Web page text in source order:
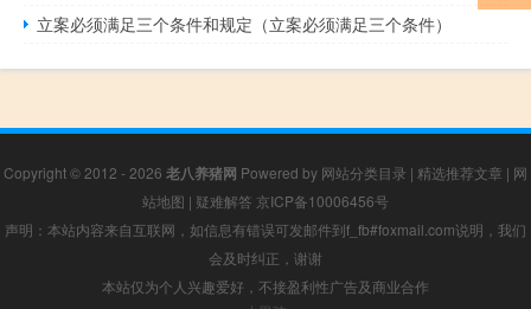
立案必须满足三个条件和规定（立案必须满足三个条件）
Copyright © 2012 - 2026 老八养猪网 Powered by 网站分类目录 | 精选推荐文章 | 网
站地图 | 疑难解答 京ICP备10006456号
声明：本站内容来自互联网，如信息有错误可发邮件到f_fb#foxmail.com说明，我们
会及时纠正，谢谢
本站仅为个人兴趣爱好，不接盈利性广告及商业合作